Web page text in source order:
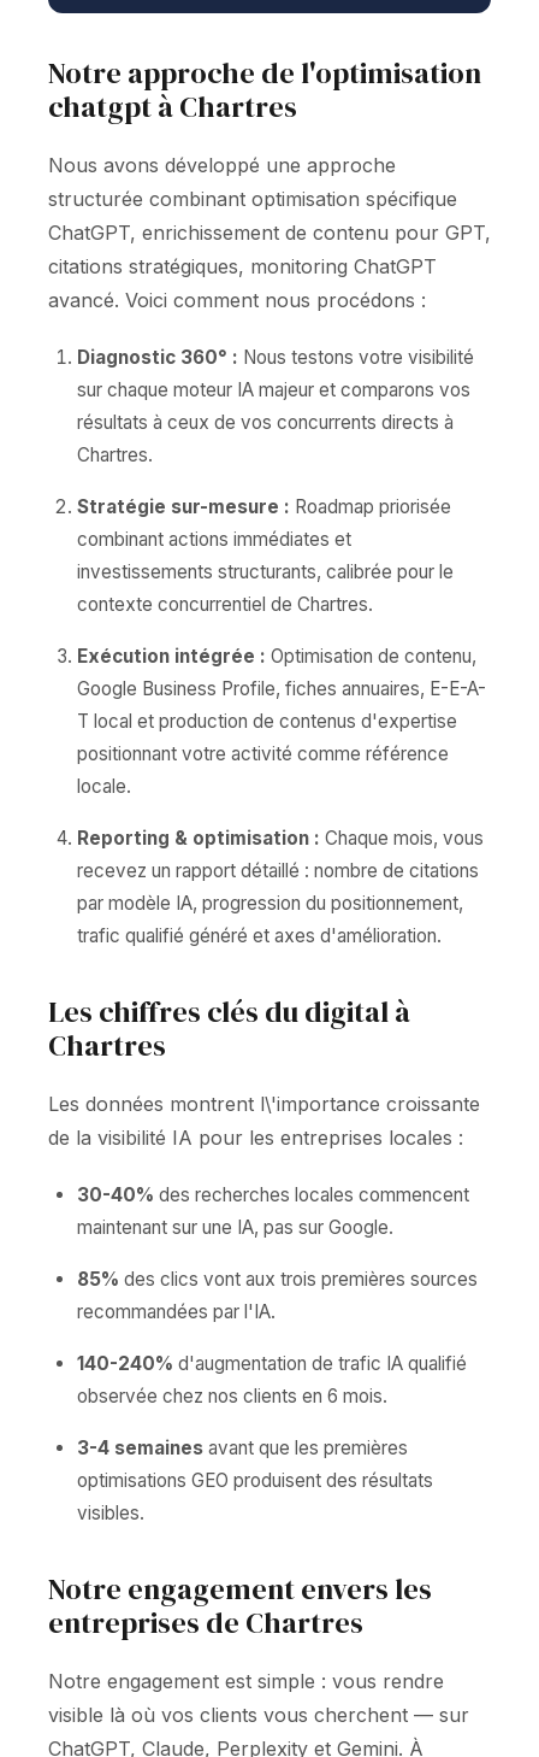
Notre approche de l'optimisation
chatgpt à Chartres
Nous avons développé une approche
structurée combinant optimisation spécifique
ChatGPT, enrichissement de contenu pour GPT,
citations stratégiques, monitoring ChatGPT
avancé. Voici comment nous procédons :
Diagnostic 360° : Nous testons votre visibilité
sur chaque moteur IA majeur et comparons vos
résultats à ceux de vos concurrents directs à
Chartres.
Stratégie sur-mesure : Roadmap priorisée
combinant actions immédiates et
investissements structurants, calibrée pour le
contexte concurrentiel de Chartres.
Exécution intégrée : Optimisation de contenu,
Google Business Profile, fiches annuaires, E-E-A-
T local et production de contenus d'expertise
positionnant votre activité comme référence
locale.
Reporting & optimisation : Chaque mois, vous
recevez un rapport détaillé : nombre de citations
par modèle IA, progression du positionnement,
trafic qualifié généré et axes d'amélioration.
Les chiffres clés du digital à
Chartres
Les données montrent l\'importance croissante
de la visibilité IA pour les entreprises locales :
30-40% des recherches locales commencent
maintenant sur une IA, pas sur Google.
85% des clics vont aux trois premières sources
recommandées par l'IA.
140-240% d'augmentation de trafic IA qualifié
observée chez nos clients en 6 mois.
3-4 semaines avant que les premières
optimisations GEO produisent des résultats
visibles.
Notre engagement envers les
entreprises de Chartres
Notre engagement est simple : vous rendre
visible là où vos clients vous cherchent — sur
ChatGPT, Claude, Perplexity et Gemini. À